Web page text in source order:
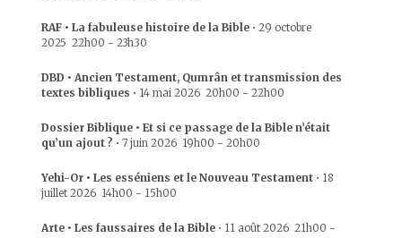
RAF • La fabuleuse histoire de la Bible • 29 octobre
2025 22h00 - 23h30
DBD • Ancien Testament, Qumrân et transmission des
textes bibliques • 14 mai 2026 20h00 - 22h00
Dossier Biblique • Et si ce passage de la Bible n’était
qu’un ajout ? • 7 juin 2026 19h00 - 20h00
Yehi-Or • Les esséniens et le Nouveau Testament • 18
juillet 2026 14h00 - 15h00
Arte • Les faussaires de la Bible • 11 août 2026 21h00 -